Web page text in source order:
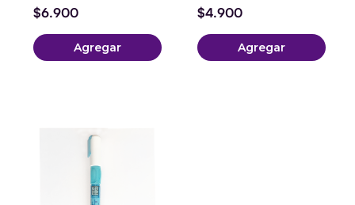
$6.900
Agregar
$4.900
Agregar
punta
bolígrafo
cantidad